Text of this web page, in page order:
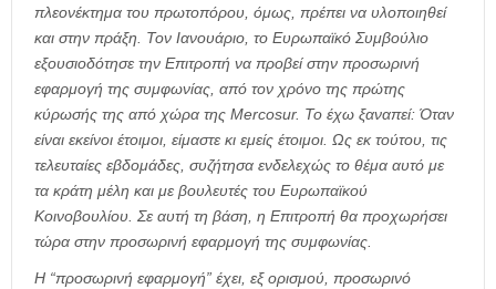
πλεονέκτημα του πρωτοπόρου, όμως, πρέπει να υλοποιηθεί
και στην πράξη. Τον Ιανουάριο, το Ευρωπαϊκό Συμβούλιο
εξουσιοδότησε την Επιτροπή να προβεί στην προσωρινή
εφαρμογή της συμφωνίας, από τον χρόνο της πρώτης
κύρωσής της από χώρα της Mercosur. Το έχω ξαναπεί: Όταν
είναι εκείνοι έτοιμοι, είμαστε κι εμείς έτοιμοι. Ως εκ τούτου, τις
τελευταίες εβδομάδες, συζήτησα ενδελεχώς το θέμα αυτό με
τα κράτη μέλη και με βουλευτές του Ευρωπαϊκού
Κοινοβουλίου. Σε αυτή τη βάση, η Επιτροπή θα προχωρήσει
τώρα στην προσωρινή εφαρμογή της συμφωνίας.
Η “προσωρινή εφαρμογή” έχει, εξ ορισμού, προσωρινό